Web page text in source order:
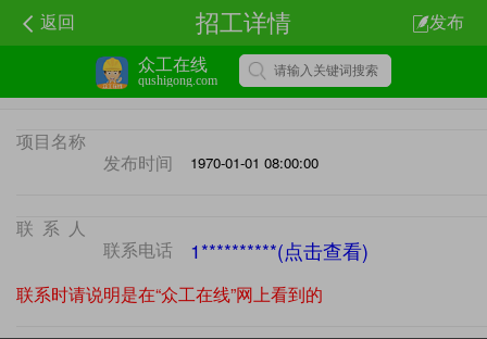
众工在线
qushigong.com
返回 招工详情 发布
项目名称
发布时间
1970-01-01 08:00:00
联系人
联系电话
1**********(点击查看)
联系时请说明是在“众工在线”网上看到的